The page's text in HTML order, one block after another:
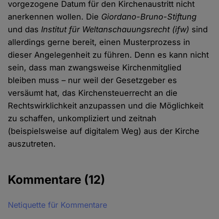
vorgezogene Datum für den Kirchenaustritt nicht
anerkennen wollen. Die Giordano-Bruno-Stiftung
und dasInstitut für Weltanschauungsrecht (ifw) sind
allerdings gerne bereit, einen Musterprozess in
dieser Angelegenheit zu führen. Denn es kann nicht
sein, dass man zwangsweise Kirchenmitglied
bleiben muss – nur weil der Gesetzgeber es
versäumt hat, das Kirchensteuerrecht an die
Rechtswirklichkeit anzupassen und die Möglichkeit
zu schaffen, unkompliziert und zeitnah
(beispielsweise auf digitalem Weg) aus der Kirche
auszutreten.
Kommentare (12)
Netiquette für Kommentare